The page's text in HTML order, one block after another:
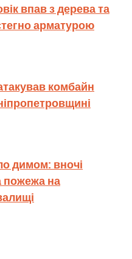
впав з дерева та
арматурою
комбайн
димом: вночі
пожежа на